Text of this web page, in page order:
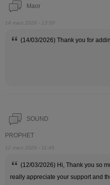
Maor
14 mars 2026 - 13:59
(14/03/2026) Thank you for
SOUND
PROPHET
12 mars 2026 - 11:49
(12/03/2026) Hi, Thank you so
really appreciate your support and